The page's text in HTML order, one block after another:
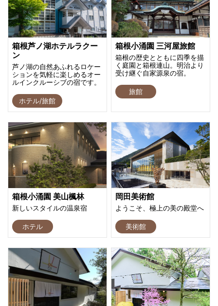
箱根芦ノ湖ホテルラクー
ン
芦ノ湖の自然あふれるロケー
ションを気軽に楽しめるオー
ルインクルーシブの宿です。
ホテル/旅館
箱根小涌園 三河屋旅館
箱根の歴史とともに四季を描
く庭園と箱根連山。明治より
受け継ぐ自家源泉の宿。
旅館
箱根小涌園 美山楓林
新しいスタイルの温泉宿
ホテル
岡田美術館
ようこそ、極上の美の殿堂へ
美術館